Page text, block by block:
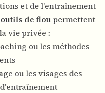
et de l'entraînement
outils de floupermettent
vie privée :
ou les méthodes
ou les visages des